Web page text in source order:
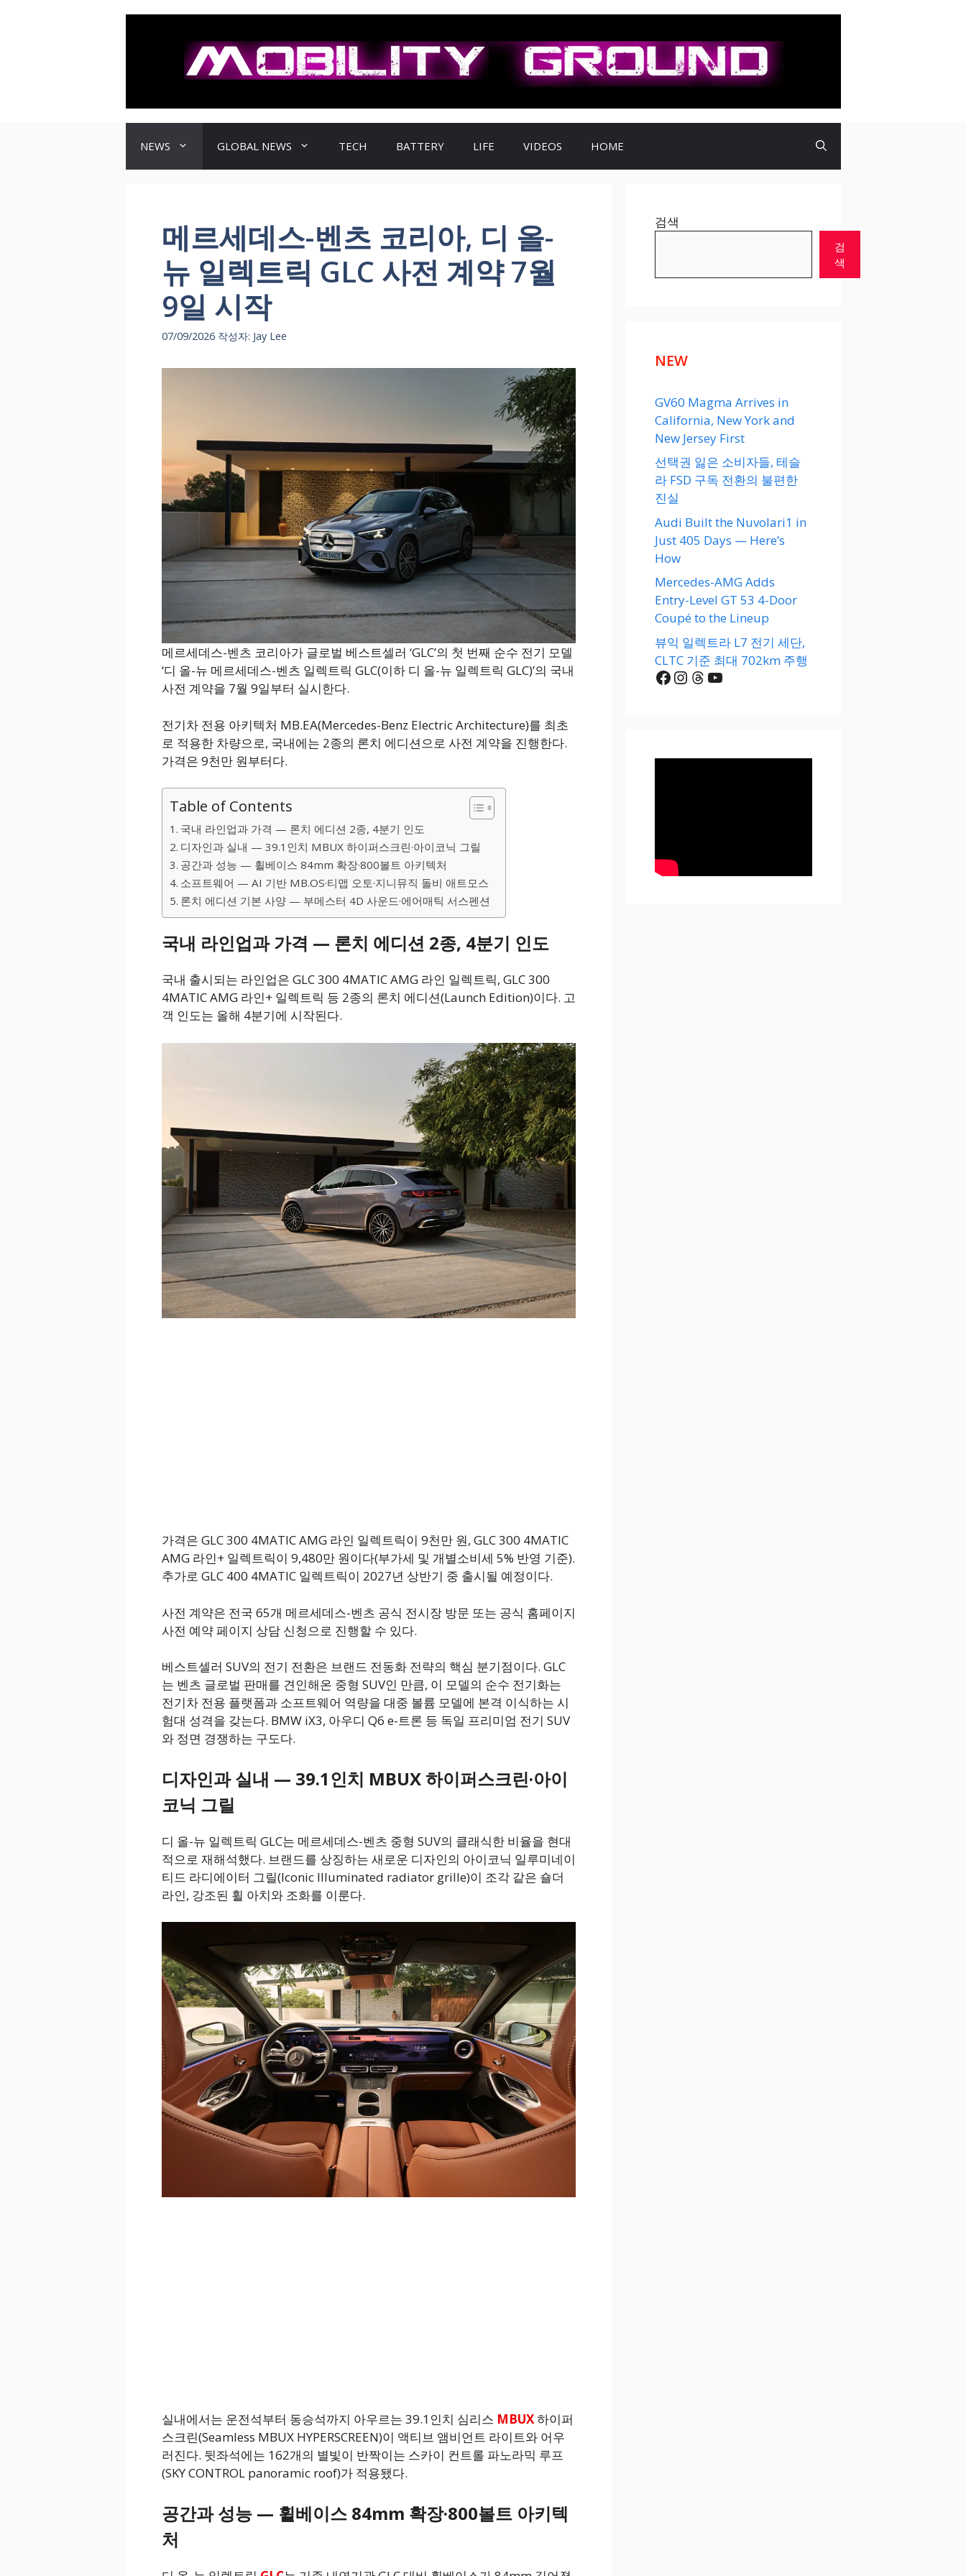
NEWS GLOBAL NEWS TECH BATTERY LIFE VIDEOS HOME
메르세데스-벤츠 코리아, 디 올-
뉴 일렉트릭 GLC 사전 계약 7월
9일 시작
07/09/2026 작성자: Jay Lee
메르세데스-벤츠 코리아가 글로벌 베스트셀러 ‘GLC’의 첫 번째 순수 전기 모델
‘디 올-뉴 메르세데스-벤츠 일렉트릭 GLC(이하 디 올-뉴 일렉트릭 GLC)’의 국내
사전 계약을 7월 9일부터 실시한다.
전기차 전용 아키텍처 MB.EA(Mercedes-Benz Electric Architecture)를 최초
로 적용한 차량으로, 국내에는 2종의 론치 에디션으로 사전 계약을 진행한다.
가격은 9천만 원부터다.
Table of Contents
국내 라인업과 가격 — 론치 에디션 2종, 4분기 인도
디자인과 실내 — 39.1인치 MBUX 하이퍼스크린·아이코닉 그릴
공간과 성능 — 휠베이스 84mm 확장·800볼트 아키텍처
소프트웨어 — AI 기반 MB.OS·티맵 오토·지니뮤직 돌비 애트모스
론치 에디션 기본 사양 — 부메스터 4D 사운드·에어매틱 서스펜션
국내 라인업과 가격 — 론치 에디션 2종, 4분기 인도
국내 출시되는 라인업은 GLC 300 4MATIC AMG 라인 일렉트릭, GLC 300
4MATIC AMG 라인+ 일렉트릭 등 2종의 론치 에디션(Launch Edition)이다. 고
객 인도는 올해 4분기에 시작된다.
가격은 GLC 300 4MATIC AMG 라인 일렉트릭이 9천만 원, GLC 300 4MATIC
AMG 라인+ 일렉트릭이 9,480만 원이다(부가세 및 개별소비세 5% 반영 기준).
추가로 GLC 400 4MATIC 일렉트릭이 2027년 상반기 중 출시될 예정이다.
사전 계약은 전국 65개 메르세데스-벤츠 공식 전시장 방문 또는 공식 홈페이지
사전 예약 페이지 상담 신청으로 진행할 수 있다.
베스트셀러 SUV의 전기 전환은 브랜드 전동화 전략의 핵심 분기점이다. GLC
는 벤츠 글로벌 판매를 견인해온 중형 SUV인 만큼, 이 모델의 순수 전기화는
전기차 전용 플랫폼과 소프트웨어 역량을 대중 볼륨 모델에 본격 이식하는 시
험대 성격을 갖는다. BMW iX3, 아우디 Q6 e-트론 등 독일 프리미엄 전기 SUV
와 정면 경쟁하는 구도다.
디자인과 실내 — 39.1인치 MBUX 하이퍼스크린·아이
코닉 그릴
디 올-뉴 일렉트릭 GLC는 메르세데스-벤츠 중형 SUV의 클래식한 비율을 현대
적으로 재해석했다. 브랜드를 상징하는 새로운 디자인의 아이코닉 일루미네이
티드 라디에이터 그릴(Iconic Illuminated radiator grille)이 조각 같은 숄더
라인, 강조된 휠 아치와 조화를 이룬다.
실내에서는 운전석부터 동승석까지 아우르는 39.1인치 심리스 MBUX하이퍼
스크린(Seamless MBUX HYPERSCREEN)이 액티브 앰비언트 라이트와 어우
러진다. 뒷좌석에는 162개의 별빛이 반짝이는 스카이 컨트롤 파노라믹 루프
(SKY CONTROL panoramic roof)가 적용됐다.
공간과 성능 — 휠베이스 84mm 확장·800볼트 아키텍
처
검색
검
색
NEW
GV60 Magma Arrives in
California, New York and
New Jersey First
선택권 잃은 소비자들, 테슬
라 FSD 구독 전환의 불편한
진실
Audi Built the Nuvolari1 in
Just 405 Days — Here’s
How
Mercedes-AMG Adds
Entry-Level GT 53 4-Door
Coupé to the Lineup
뷰익 일렉트라 L7 전기 세단,
CLTC 기준 최대 702km 주행
Facebook
Instagram
Threads
YouTube